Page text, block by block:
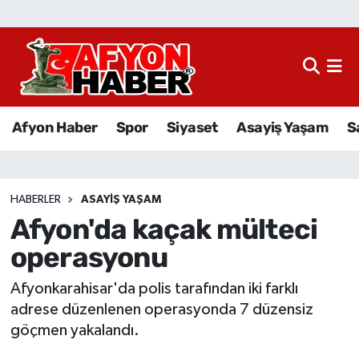
Afyon Haber Spor Siyaset Asayiş Yaşam
HABERLER ASAYIŞ YAŞAM
Afyon'da kaçak mülteci
operasyonu
Afyonkarahisar'da polis tarafından iki farklı
adrese düzenlenen operasyonda 7 düzensiz
göçmen yakalandı.
Afyon Haber
Sağlık
Eğitim
Sivil Toplum